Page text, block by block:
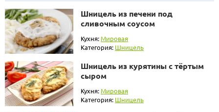
Шницель из печени под
сливочным соусом
Кухня: Мировая
Категория: Шницель
Шницель из курятины с тёртым
сыром
Кухня: Мировая
Категория: Шницель